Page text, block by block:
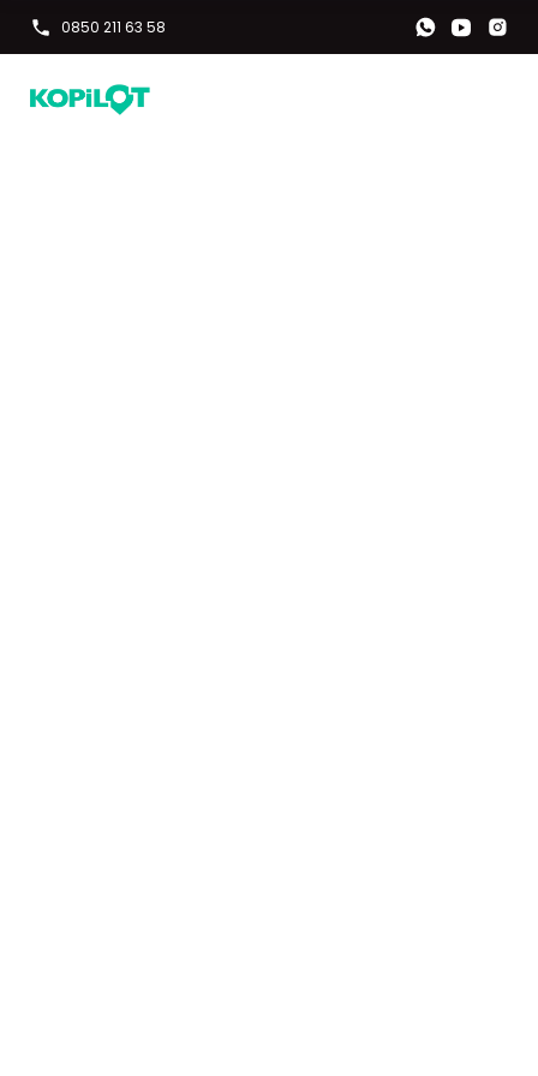
0850 211 63 58